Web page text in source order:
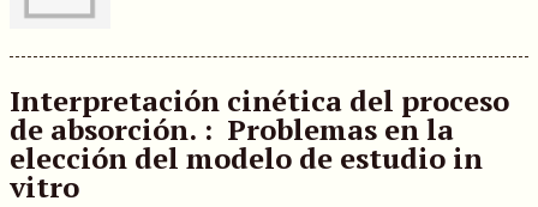
Interpretación cinética del proceso
de absorción. : Problemas en la
elección del modelo de estudio in
vitro